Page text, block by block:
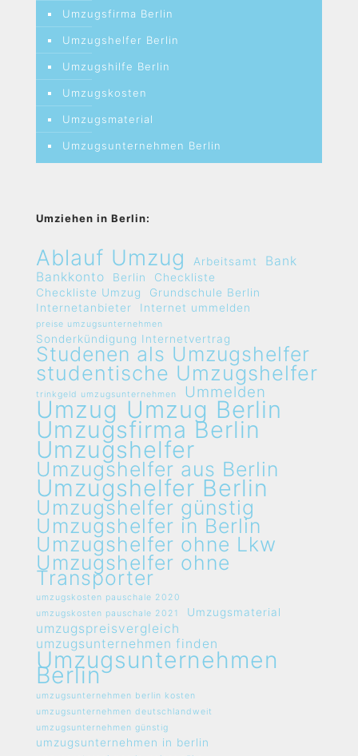
Umzugsfirma Berlin
Umzugshelfer Berlin
Umzugshilfe Berlin
Umzugskosten
Umzugsmaterial
Umzugsunternehmen Berlin
Umziehen in Berlin:
Ablauf Umzug Arbeitsamt
Bank
Bankkonto
Berlin
Checkliste
Checkliste Umzug
Grundschule Berlin
Internetanbieter
Internet ummelden
preise umzugsunternehmen
Sonderkündigung Internetvertrag
Studenen als Umzugshelfer
studentische Umzugshelfer
trinkgeld umzugsunternehmen Ummelden
Umzug Umzug Berlin
Umzugsfirma Berlin
Umzugshelfer
Umzugshelfer aus Berlin
Umzugshelfer Berlin
Umzugshelfer günstig
Umzugshelfer in Berlin
Umzugshelfer ohne Lkw
Umzugshelfer ohne
Transporter
umzugskosten pauschale 2020
umzugskosten pauschale 2021
Umzugsmaterial
umzugspreisvergleich
umzugsunternehmen finden
Umzugsunternehmen
Berlin
umzugsunternehmen berlin kosten
umzugsunternehmen deutschlandweit
umzugsunternehmen günstig
umzugsunternehmen in berlin